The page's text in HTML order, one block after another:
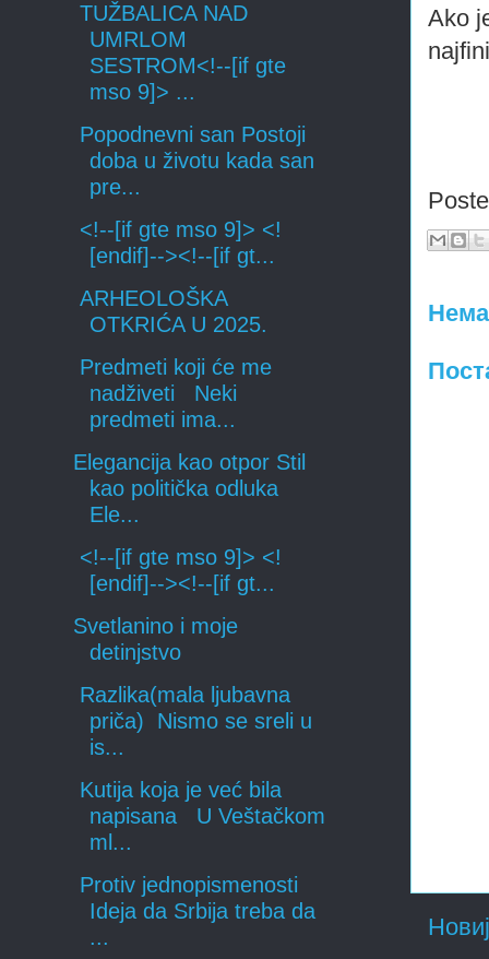
Ako
TUŽBALICA NAD
UMRLOM
SESTROM<!--[if gte
mso 9]> ...
Popodnevni san Postoji
doba u životu kada san
pre...
<!--[if gte mso 9]> <!
[endif]--><!--[if gt...
ARHEOLOŠKA
OTKRIĆA U 2025.
Predmeti koji će me
nadživeti Neki
predmeti ima...
Elegancija kao otpor Stil
kao politička odluka
Ele...
<!--[if gte mso 9]> <!
[endif]--><!--[if gt...
Svetlanino i moje
detinjstvo
Razlika(mala ljubavna
priča) Nismo se sreli u
is...
Kutija koja je već bila
napisana U Veštačkom
ml...
Protiv jednopismenosti
Ideja da Srbija treba da
...